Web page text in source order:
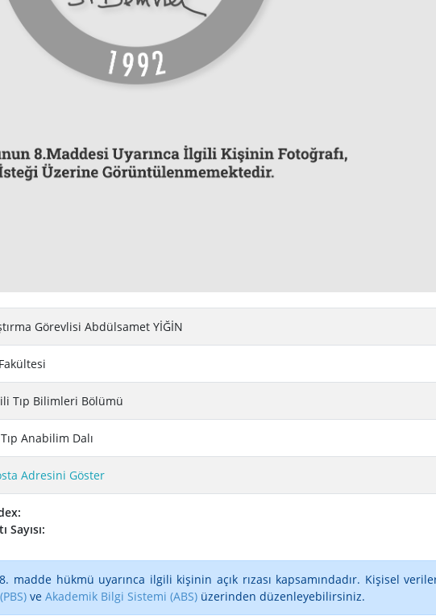
Görevlisi Abdülsamet YİĞİN
Tıp Bilimleri Bölümü
Anabilim Dalı
Adresini Göster
Sayısı:
madde hükmü uyarınca ilgili kişinin açık rızası kapsamındadır. Kişisel
ve Akademik Bilgi Sistemi (ABS) üzerinden düzenleyebilirsiniz.